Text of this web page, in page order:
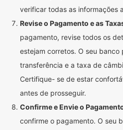
verificar todas as informações
Revise o Pagamento e as
pagamento, revise todos os
estejam corretos. O seu
transferência e a taxa de
Certifique- se de estar
antes de prosseguir.
Confirme e Envie o
confirme o pagamento. O seu